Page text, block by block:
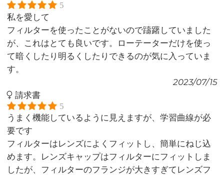
5
私を愛して
フィルターを使ったことがないので躊躇していました
が、これはとても良いです。ローテーターだけを使っ
て暗くしたり明るくしたりできるのが気に入っていま
す。
2023/07/15
請求書
5
うまく機能しているように見えますが、学習曲線が必
要です
フィルターはレンズによくフィットし、簡単にねじ込
めます。レンズキャップはフィルターにフィットしま
したが、フィルターのフランジが大きすぎてレンズフ